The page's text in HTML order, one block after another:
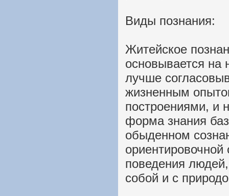
Виды познания:
Житейское
основывается на
лучше
жизненным
построениями, и
форма знания
обыденном
ориентировочной
поведения
собой и с